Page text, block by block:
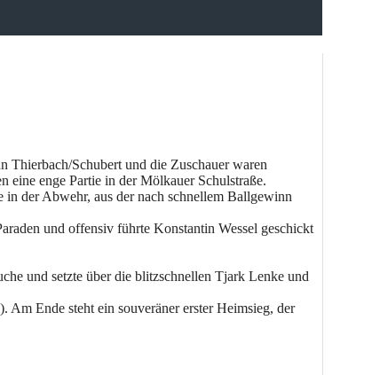
Thierbach/Schubert und die Zuschauer waren
eine enge Partie in der Mölkauer Schulstraße.
der Abwehr, aus der nach schnellem Ballgewinn
und offensiv führte Konstantin Wessel geschickt
und setzte über die blitzschnellen Tjark Lenke und
Ende steht ein souveräner erster Heimsieg, der